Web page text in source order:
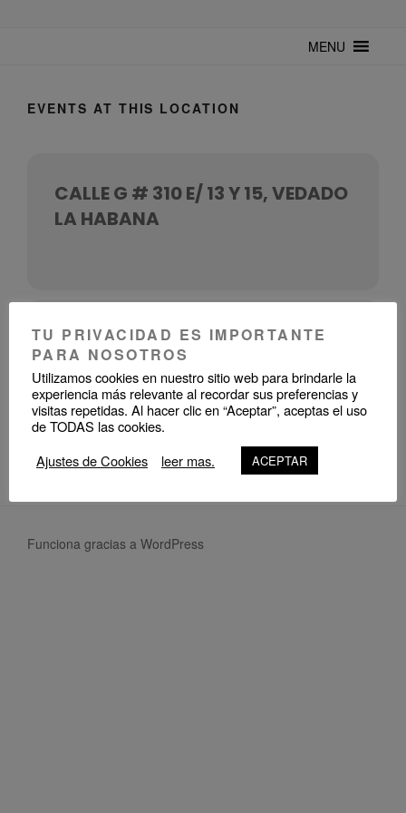
mantenerte actualizado sobre Cuba y sus artistas. Noticias, eventos y
MENU
EVENTS AT THIS LOCATION
CALLE G # 310 E/ 13 Y 15, VEDADO
LA HABANA
UPCOMING EVENTS
NO EVENTS
Funciona gracias a WordPress
TU PRIVACIDAD ES IMPORTANTE
PARA NOSOTROS
Utilizamos cookies en nuestro sitio web para brindarle la
experiencia más relevante al recordar sus preferencias y
visitas repetidas. Al hacer clic en “Aceptar”, aceptas el uso
de TODAS las cookies.
Ajustes de Cookies
leer mas. ACEPTAR